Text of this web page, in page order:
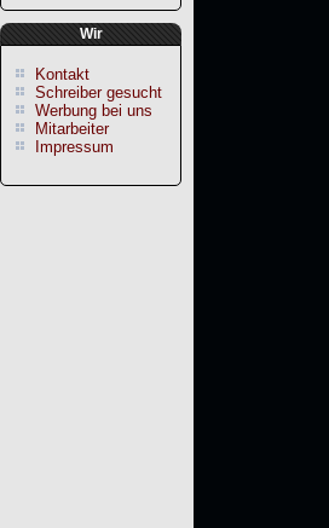
Wir
Kontakt
Schreiber gesucht
Werbung bei uns
Mitarbeiter
Impressum